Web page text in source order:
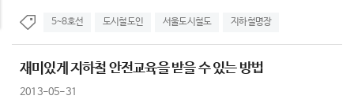
5~8호선 도시철도인 서울도시철도 지하철명장
재미있게 지하철 안전교육을 받을 수 있는 방법
2013-05-31